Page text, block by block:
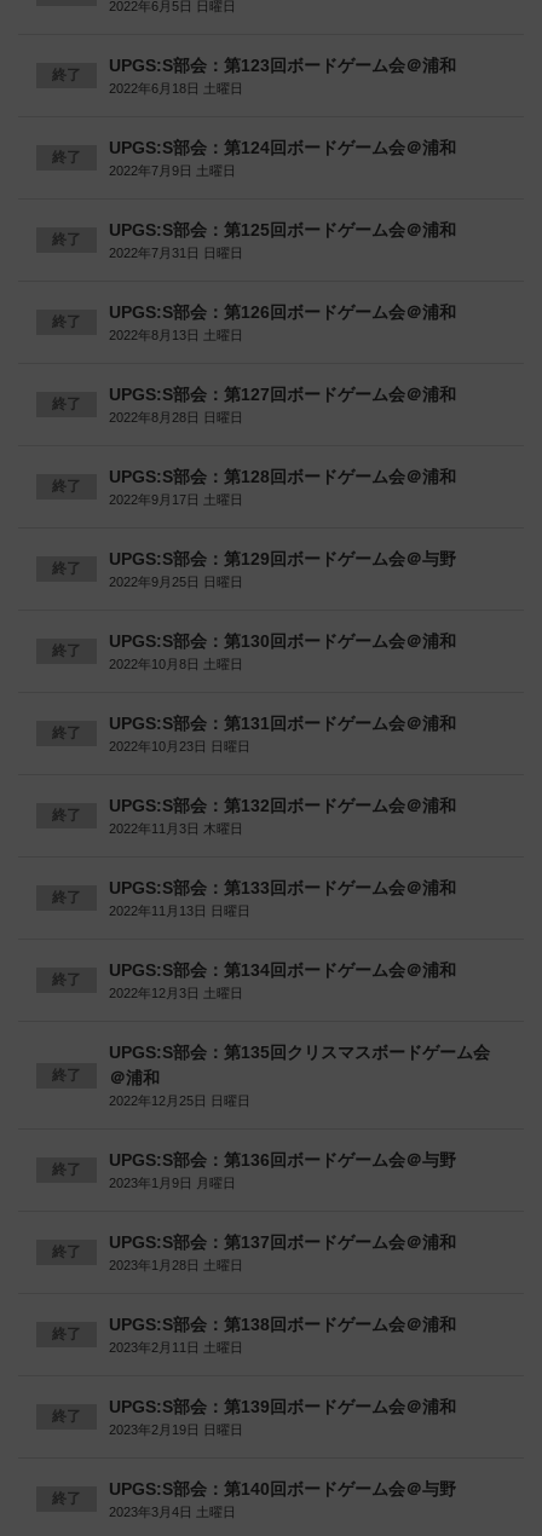
2022年6月5日 日曜日
終了 UPGS:S部会：第123回ボードゲーム会＠浦和
2022年6月18日 土曜日
終了 UPGS:S部会：第124回ボードゲーム会＠浦和
2022年7月9日 土曜日
終了 UPGS:S部会：第125回ボードゲーム会＠浦和
2022年7月31日 日曜日
終了 UPGS:S部会：第126回ボードゲーム会＠浦和
2022年8月13日 土曜日
終了 UPGS:S部会：第127回ボードゲーム会＠浦和
2022年8月28日 日曜日
終了 UPGS:S部会：第128回ボードゲーム会＠浦和
2022年9月17日 土曜日
終了 UPGS:S部会：第129回ボードゲーム会＠与野
2022年9月25日 日曜日
終了 UPGS:S部会：第130回ボードゲーム会＠浦和
2022年10月8日 土曜日
終了 UPGS:S部会：第131回ボードゲーム会＠浦和
2022年10月23日 日曜日
終了 UPGS:S部会：第132回ボードゲーム会＠浦和
2022年11月3日 木曜日
終了 UPGS:S部会：第133回ボードゲーム会＠浦和
2022年11月13日 日曜日
終了 UPGS:S部会：第134回ボードゲーム会＠浦和
2022年12月3日 土曜日
終了
UPGS:S部会：第135回クリスマスボードゲーム会
＠浦和
2022年12月25日 日曜日
終了 UPGS:S部会：第136回ボードゲーム会＠与野
2023年1月9日 月曜日
終了 UPGS:S部会：第137回ボードゲーム会＠浦和
2023年1月28日 土曜日
終了 UPGS:S部会：第138回ボードゲーム会＠浦和
2023年2月11日 土曜日
終了 UPGS:S部会：第139回ボードゲーム会＠浦和
2023年2月19日 日曜日
終了 UPGS:S部会：第140回ボードゲーム会＠与野
2023年3月4日 土曜日